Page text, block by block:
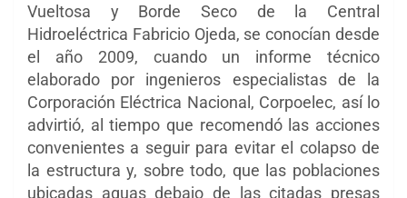
Vueltosa y Borde Seco de la Central
Hidroeléctrica Fabricio Ojeda, se conocían desde
el año 2009, cuando un informe técnico
elaborado por ingenieros especialistas de la
Corporación Eléctrica Nacional, Corpoelec, así lo
advirtió, al tiempo que recomendó las acciones
convenientes a seguir para evitar el colapso de
la estructura y, sobre todo, que las poblaciones
ubicadas aguas debajo de las citadas presas